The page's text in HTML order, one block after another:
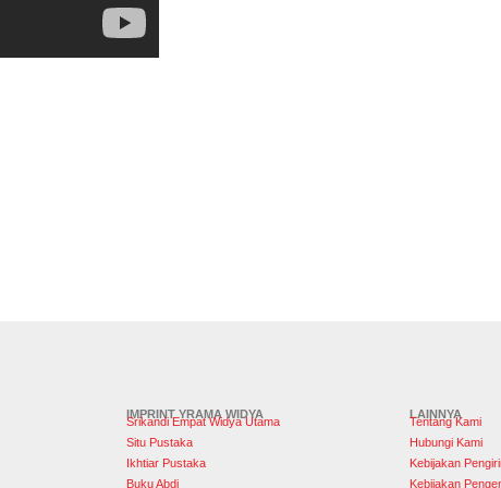
IMPRINT YRAMA WIDYA
Srikandi Empat Widya Utama
Situ Pustaka
Ikhtiar Pustaka
Buku Abdi
LAINNYA
Tentang Kami
Hubungi Kami
Kebijakan
Kebijakan